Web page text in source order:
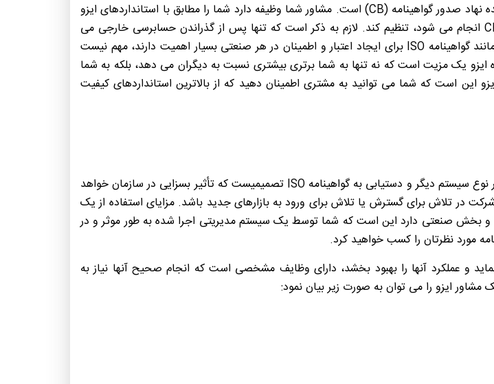
یک مشاور ایزو نمی تواند صدور ایزو را برای شما انجام دهد و این موضوع برعهده نهاد صدور گواهینامه (CB) است. مشاور شما وظیفه دارد شما را مطابق با استانداردهای ایزو
و تصویب ممیزی کیفیت خارجی که توسط یک حسابرس شخص ثالث از یک CB انجام می شود، تنظیم کند. لازم به ذکر است که تنها پس از گذراندن حسابرسی خارجی می
توان اقدام به اخذ گواهینامه ایزو برای سازمان شما نمود. استانداردهای خاصی مانند گواهینامه ISO برای ایجاد اعتبار و اطمینان در هر صنعتی بسیار اهمیت دارند، مهم نیست
یک مزیت است که نه تنها به شما برتری بیشتری نسبت به دیگران می دهد، بلکه به شما
این است که شما می توانید به مشتری اطمینان دهید که از بالاترین استانداردهای کیفیت
تصمیم استراتژیک هر کسب و کار برای پیاده سازی سیستم مدیریت کیفیت یا هر نوع سیستم دیگر و دستیابی به گواهینامه ISO تصمیمیست که تأثیر بسزایی در سازمان خواهد
در تلاش برای گسترش یا تلاش برای ورود به بازارهای جدید باشد. مزایای استفاده از یک
مشاور ایزو معتبر و باتجربه که دانش خوبی در مورد استانداردهای مربوط به ISO و بخش صنعتی دارد این است که شما توسط یک سیستم مدیریتی اجرا شده به طور موثر و در
مورد نظرتان را کسب خواهید کرد.
و عملکرد آنها را بهبود بخشد، دارای وظایف مشخصی است که انجام صحیح آنها نیاز به
ایزو را می توان به صورت زیر بیان نمود: